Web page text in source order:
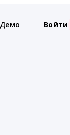
Демо Войти